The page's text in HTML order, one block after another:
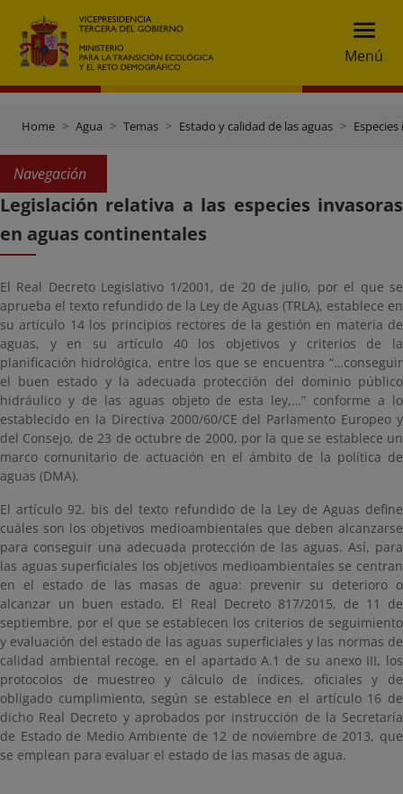
Menú
Home Agua Temas Estado y calidad de las aguas
Navegación
Legislación relativa a las especies invasoras
en aguas continentales
El Real Decreto Legislativo 1/2001, de 20 de julio, por el que se
aprueba el texto refundido de la Ley de Aguas (TRLA), establece en
su artículo 14 los principios rectores de la gestión en materia de
aguas, y en su artículo 40 los objetivos y criterios de la
planificación hidrológica, entre los que se encuentra “…conseguir
el buen estado y la adecuada protección del dominio público
hidráulico y de las aguas objeto de esta ley,…” conforme a lo
establecido en la Directiva 2000/60/CE del Parlamento Europeo y
del Consejo, de 23 de octubre de 2000, por la que se establece un
marco comunitario de actuación en el ámbito de la política de
aguas (DMA).
El artículo 92. bis del texto refundido de la Ley de Aguas define
cuáles son los objetivos medioambientales que deben alcanzarse
para conseguir una adecuada protección de las aguas. Así, para
las aguas superficiales los objetivos medioambientales se centran
en el estado de las masas de agua: prevenir su deterioro o
alcanzar un buen estado. El Real Decreto 817/2015, de 11 de
septiembre, por el que se establecen los criterios de seguimiento
y evaluación del estado de las aguas superficiales y las normas de
calidad ambiental recoge, en el apartado A.1 de su anexo III, los
protocolos de muestreo y cálculo de índices, oficiales y de
obligado cumplimiento, según se establece en el artículo 16 de
dicho Real Decreto y aprobados por instrucción de la Secretaría
de Estado de Medio Ambiente de 12 de noviembre de 2013, que
se emplean para evaluar el estado de las masas de agua.